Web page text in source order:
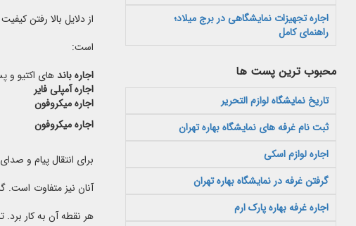
از دلایل بالا رفتن
است:
اجاره باند های اکتیو و
اجاره آمپلی فایر
اجاره میکروفون
اجاره میکروفون
برای انتقال پیام و
آنان نیز متفاوت است.
هر نقطه آن به کار برد.
اجاره تجهیزات نمایشگاهی در برج میلاد؛
راهنمای کامل
محبوب ترین پست ها
تاریخ نمایشگاه لوازم التحریر
ثبت نام غرفه های نمایشگاه بهاره تهران
اجاره لوازم اسکی
گرفتن غرفه در نمایشگاه بهاره تهران
اجاره غرفه بهاره پارک ارم